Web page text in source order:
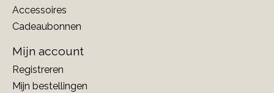
Accessoires
Cadeaubonnen
Mijn account
Registreren
Mijn bestellingen